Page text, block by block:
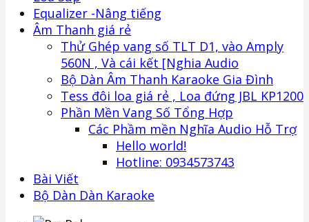
Equalizer -Nâng tiếng
Âm Thanh giá rẻ
Thử Ghép vang số TLT D1, vào Amply
560N , Và cái kết [Nghia Audio
Bộ Dàn Âm Thanh Karaoke Gia Đình
Tess đôi loa giá rẻ , Loa đứng JBL KP1200
Phần Mền Vang Số Tổng Hợp
Các Phầm mền Nghĩa Audio Hỗ Trợ
Hello world!
Hotline: 0934573743
Bài Viết
Bộ Dàn Dàn Karaoke